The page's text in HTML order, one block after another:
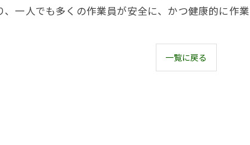
一人でも多くの作業員が安全に、かつ健康的に作
一覧に戻る